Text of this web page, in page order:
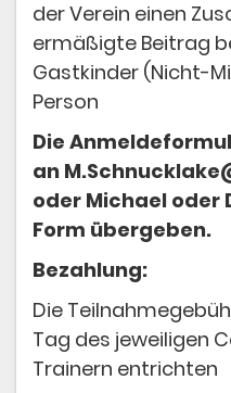
der Verein einen
ermäßigte Beitrag
Gastkinder (Nicht-
Person
Die
an
oder Michael oder
Form übergeben.
Bezahlung:
Die
Tag des jeweiligen
Trainern entrichten